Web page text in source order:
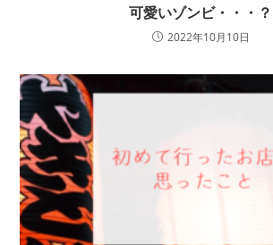
可愛いゾンビ・・・？
2022年10月10日